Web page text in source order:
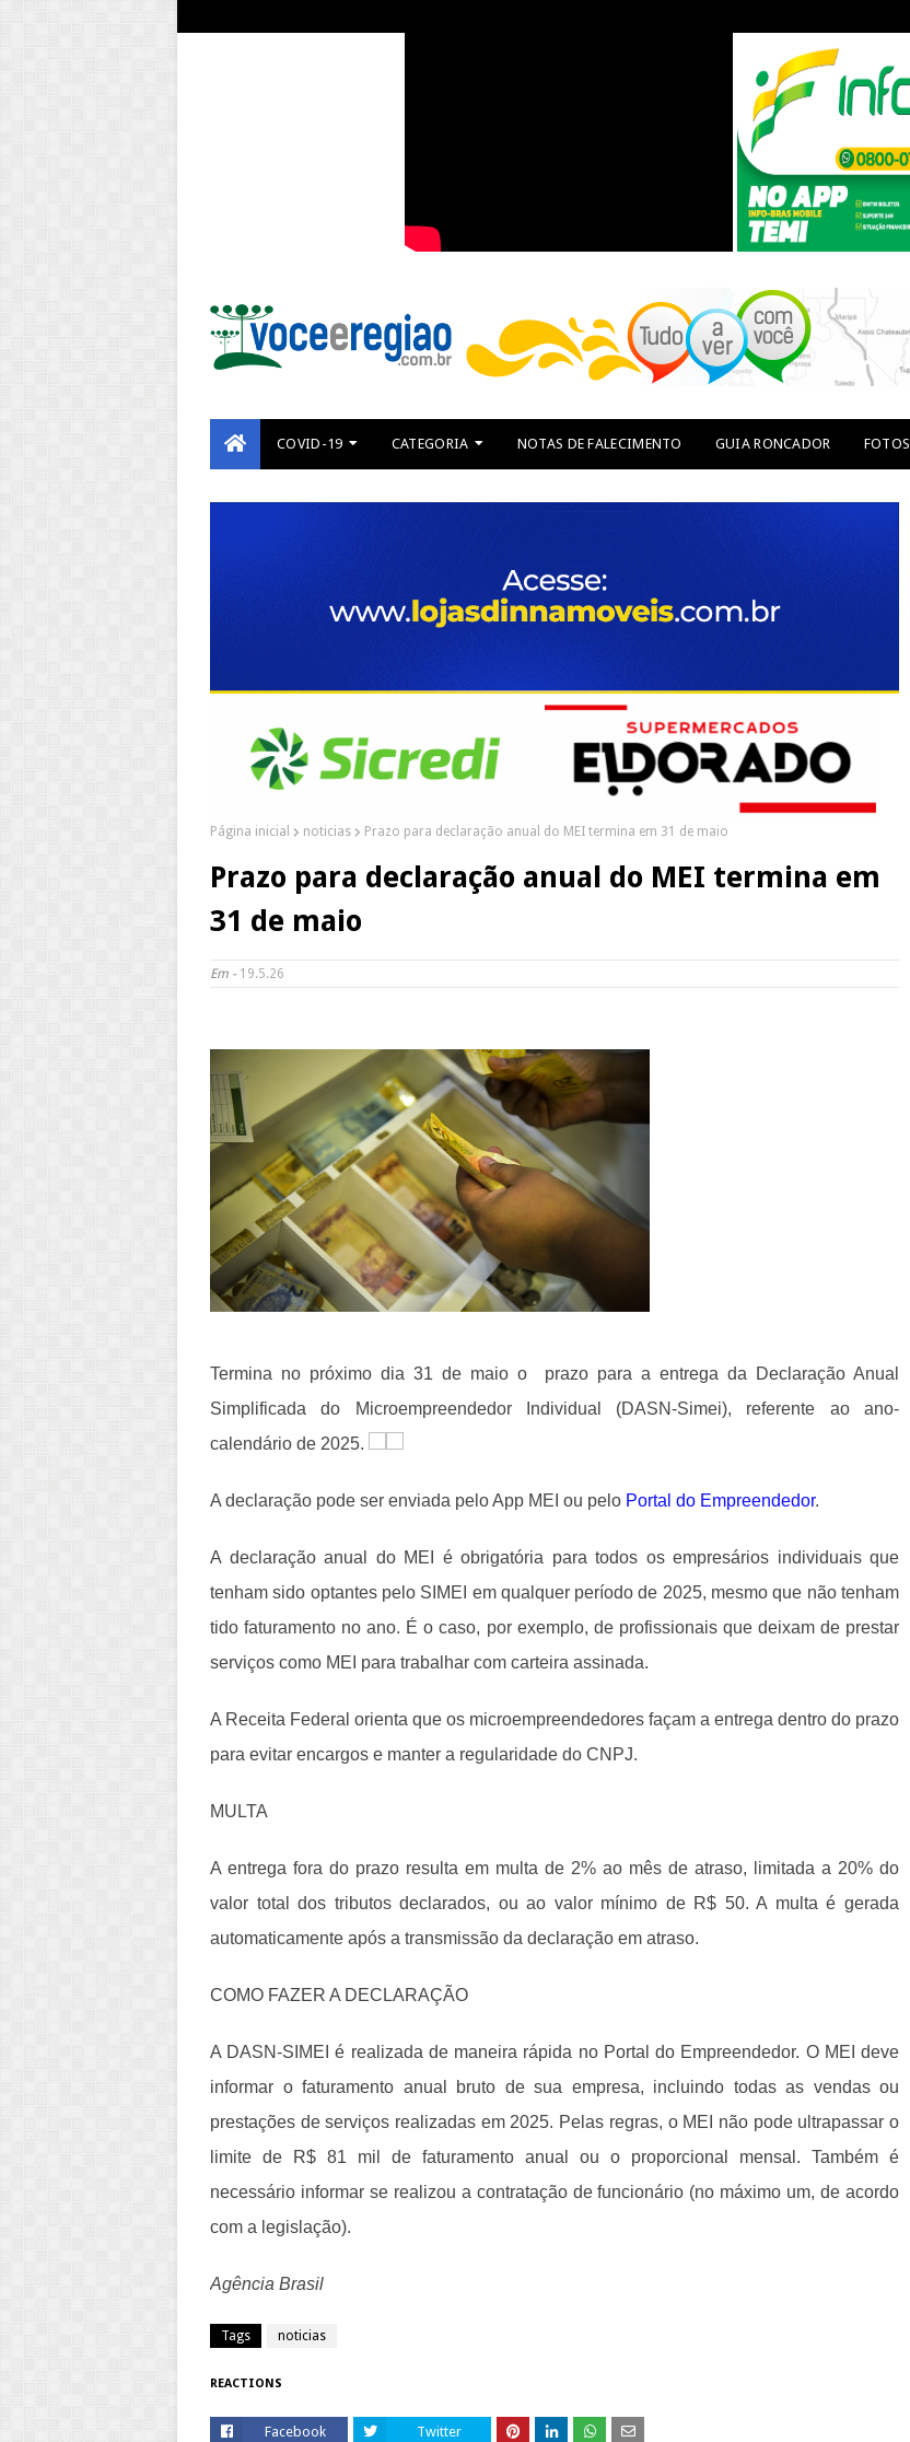
COVID-19 CATEGORIA NOTAS DE FALECIMENTO GUIA RONCADOR FOTOS
Página inicial noticias Prazo para declaração anual do MEI termina em 31 de maio
Prazo para declaração anual do MEI termina em
31 de maio
Em - 19.5.26
Termina no próximo dia 31 de maio o prazo para a entrega da Declaração Anual
Simplificada do Microempreendedor Individual (DASN-Simei), referente ao ano-
calendário de 2025.
A declaração pode ser enviada pelo App MEI ou pelo Portal do Empreendedor.
A declaração anual do MEI é obrigatória para todos os empresários individuais que
tenham sido optantes pelo SIMEI em qualquer período de 2025, mesmo que não tenham
tido faturamento no ano. É o caso, por exemplo, de profissionais que deixam de prestar
serviços como MEI para trabalhar com carteira assinada.
A Receita Federal orienta que os microempreendedores façam a entrega dentro do prazo
para evitar encargos e manter a regularidade do CNPJ.
MULTA
A entrega fora do prazo resulta em multa de 2% ao mês de atraso, limitada a 20% do
valor total dos tributos declarados, ou ao valor mínimo de R$ 50. A multa é gerada
automaticamente após a transmissão da declaração em atraso.
COMO FAZER A DECLARAÇÃO
A DASN-SIMEI é realizada de maneira rápida no Portal do Empreendedor. O MEI deve
informar o faturamento anual bruto de sua empresa, incluindo todas as vendas ou
prestações de serviços realizadas em 2025. Pelas regras, o MEI não pode ultrapassar o
limite de R$ 81 mil de faturamento anual ou o proporcional mensal. Também é
necessário informar se realizou a contratação de funcionário (no máximo um, de acordo
com a legislação).
Agência Brasil
Tags noticias
REACTIONS
Facebook Twitter